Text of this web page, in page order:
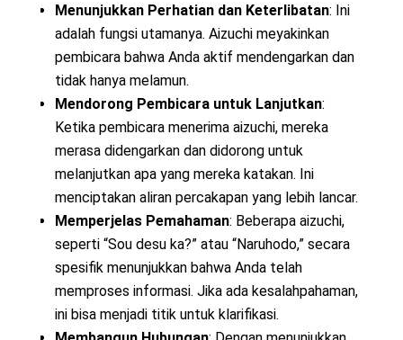
Menunjukkan Perhatian dan Keterlibatan: Ini
adalah fungsi utamanya. Aizuchi meyakinkan
pembicara bahwa Anda aktif mendengarkan dan
tidak hanya melamun.
Mendorong Pembicara untuk Lanjutkan:
Ketika pembicara menerima aizuchi, mereka
merasa didengarkan dan didorong untuk
melanjutkan apa yang mereka katakan. Ini
menciptakan aliran percakapan yang lebih lancar.
Memperjelas Pemahaman: Beberapa aizuchi,
seperti “Sou desu ka?” atau “Naruhodo,” secara
spesifik menunjukkan bahwa Anda telah
memproses informasi. Jika ada kesalahpahaman,
ini bisa menjadi titik untuk klarifikasi.